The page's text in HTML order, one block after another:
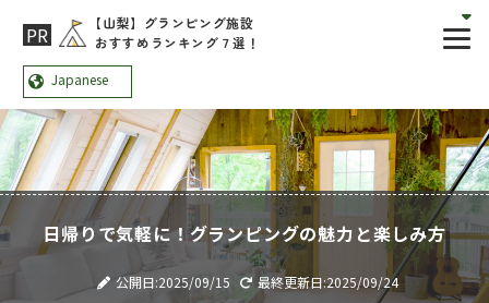
【山梨】グランピング施設
おすすめランキング７選！
日帰りで気軽に！グランピングの魅力と楽しみ方
公開日:2025/09/15 最終更新日:2025/09/24